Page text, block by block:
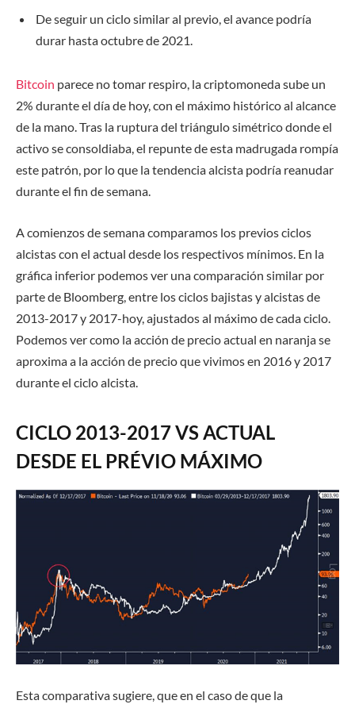
De seguir un ciclo similar al previo, el avance podría
durar hasta octubre de 2021.
Bitcoin parece no tomar respiro, la criptomoneda sube un
2% durante el día de hoy, con el máximo histórico al alcance
de la mano. Tras la ruptura del triángulo simétrico donde el
activo se consoldiaba, el repunte de esta madrugada rompía
este patrón, por lo que la tendencia alcista podría reanudar
durante el fin de semana.
A comienzos de semana comparamos los previos ciclos
alcistas con el actual desde los respectivos mínimos. En la
gráfica inferior podemos ver una comparación similar por
parte de Bloomberg, entre los ciclos bajistas y alcistas de
2013-2017 y 2017-hoy, ajustados al máximo de cada ciclo.
Podemos ver como la acción de precio actual en naranja se
aproxima a la acción de precio que vivimos en 2016 y 2017
durante el ciclo alcista.
CICLO 2013-2017 VS ACTUAL
DESDE EL PRÉVIO MÁXIMO
Esta comparativa sugiere, que en el caso de que la